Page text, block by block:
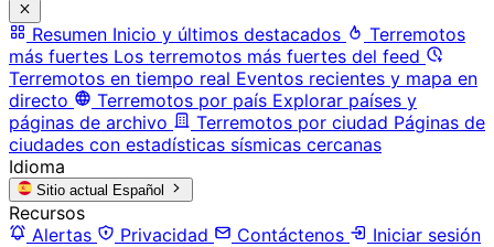
Resumen Inicio y últimos destacados
Terremotos
más fuertes Los terremotos más fuertes del feed
Terremotos en tiempo real Eventos recientes y mapa en
directo
Terremotos por país Explorar países y
páginas de archivo
Terremotos por ciudad Páginas de
ciudades con estadísticas sísmicas cercanas
Idioma
Sitio actual Español
Recursos
Alertas
Privacidad Contáctenos
Iniciar sesión